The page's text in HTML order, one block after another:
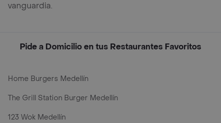
vanguardia.
Pide a Domicilio en tus Restaurantes Favoritos
Home Burgers Medellín
The Grill Station Burger Medellín
123 Wok Medellín